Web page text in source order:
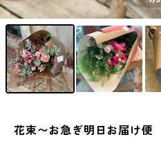
花束〜お急ぎ明日お届け便